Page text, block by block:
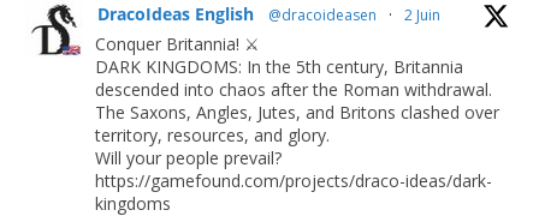
DracoIdeas English @dracoideasen · 2 Juin
Conquer Britannia! ⚔️
DARK KINGDOMS: In the 5th century, Britannia
descended into chaos after the Roman withdrawal.
The Saxons, Angles, Jutes, and Britons clashed over
territory, resources, and glory.
Will your people prevail?
https://gamefound.com/projects/draco-ideas/dark-
kingdoms